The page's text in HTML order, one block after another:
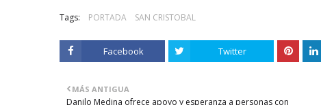
Tags: PORTADA SAN CRISTOBAL
Facebook Twitter
MÁS ANTIGUA
Danilo Medina ofrece apoyo y esperanza a personas con